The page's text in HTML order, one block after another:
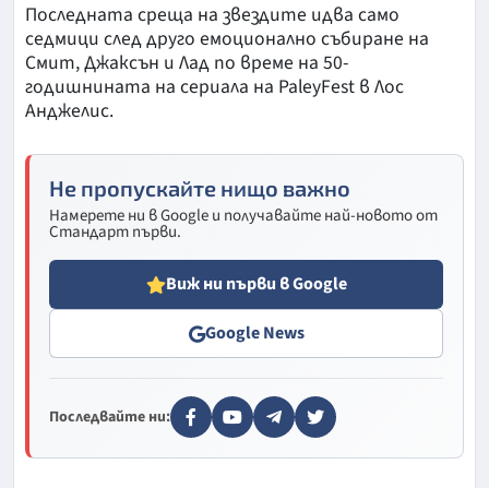
Последната среща на звездите идва само
седмици след друго емоционално събиране на
Смит, Джаксън и Лад по време на 50-
годишнината на сериала на PaleyFest в Лос
Анджелис.
Не пропускайте нищо важно
Намерете ни в Google и получавайте най-новото от
Стандарт първи.
Виж ни първи в Google
Google News
Последвайте ни: